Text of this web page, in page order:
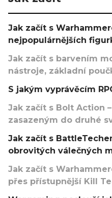
Jak začít s
nejpopulárnějších
Jak začít s barvením
nástroje, základní
S jakým vyprávěcím
Jak začít s Bolt Action
zasazeným do druhé
Jak začít s
obrovitých válečných
Jak začít s
přes přístupnější Kill